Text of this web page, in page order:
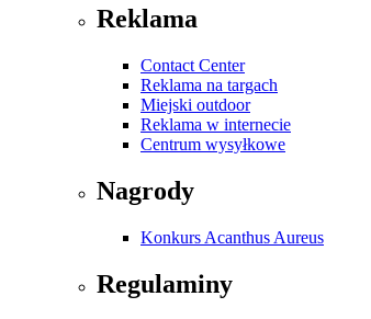
Reklama
Contact Center
Reklama na targach
Miejski outdoor
Reklama w internecie
Centrum wysyłkowe
Nagrody
Konkurs Acanthus Aureus
Regulaminy